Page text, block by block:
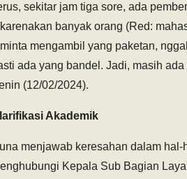
sekitar jam tiga sore, ada
banyak orang (Red:
mengambil yang paketan,
ada yang bandel. Jadi, masih
(12/02/2024).
Akademik
menjawab keresahan dalam
Kepala Sub Bagian